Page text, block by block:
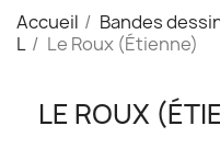
Accueil Bandes
L
Le Roux (Étienne)
LE ROUX